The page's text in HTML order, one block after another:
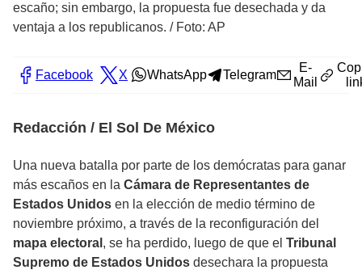
escaño; sin embargo, la propuesta fue desechada y da
ventaja a los republicanos. / Foto: AP
Facebook X WhatsApp Telegram
E-
Mail
Redacción / El Sol De México
Una nueva batalla por parte de los demócratas para ganar
más escaños en la Cámara de Representantes de
Estados Unidos en la elección de medio término de
noviembre próximo, a través de la reconfiguración del
mapa electoral , se ha perdido, luego de que el Tribunal
Supremo de Estados Unidos desechara la propuesta